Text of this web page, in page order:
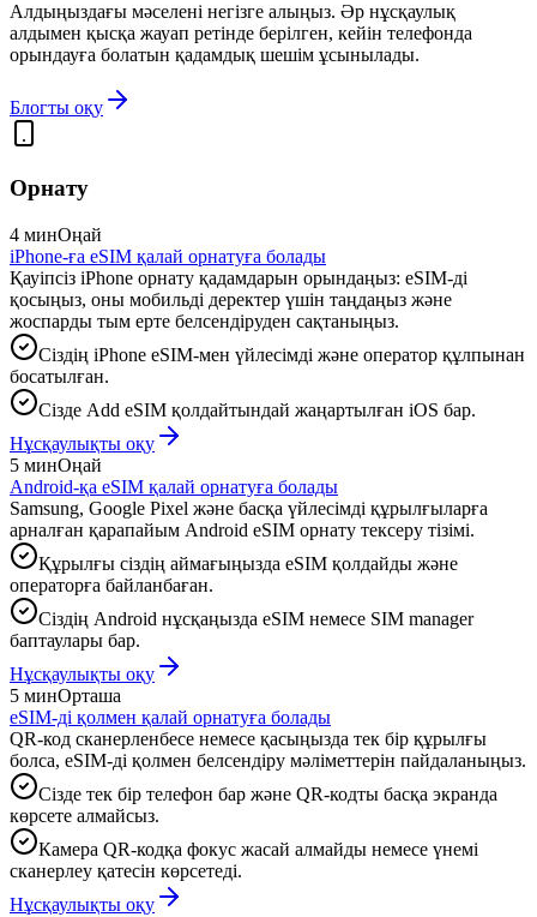
Алдыңыздағы мәселені негізге алыңыз. Әр нұсқаулық
алдымен қысқа жауап ретінде берілген, кейін телефонда
орындауға болатын қадамдық шешім ұсынылады.
Блогты оқу
Орнату
4 минОңай
iPhone-ға eSIM қалай орнатуға болады
Қауіпсіз iPhone орнату қадамдарын орындаңыз: eSIM-ді
қосыңыз, оны мобильді деректер үшін таңдаңыз және
жоспарды тым ерте белсендіруден сақтаныңыз.
Сіздің iPhone eSIM-мен үйлесімді және оператор құлпынан
босатылған.
Сізде Add eSIM қолдайтындай жаңартылған iOS бар.
Нұсқаулықты оқу
5 минОңай
Android-қа eSIM қалай орнатуға болады
Samsung, Google Pixel және басқа үйлесімді құрылғыларға
арналған қарапайым Android eSIM орнату тексеру тізімі.
Құрылғы сіздің аймағыңызда eSIM қолдайды және
операторға байланбаған.
Сіздің Android нұсқаңызда eSIM немесе SIM manager
баптаулары бар.
Нұсқаулықты оқу
5 минОрташа
eSIM-ді қолмен қалай орнатуға болады
QR-код сканерленбесе немесе қасыңызда тек бір құрылғы
болса, eSIM-ді қолмен белсендіру мәліметтерін пайдаланыңыз.
Сізде тек бір телефон бар және QR-кодты басқа экранда
көрсете алмайсыз.
Камера QR-кодқа фокус жасай алмайды немесе үнемі
сканерлеу қатесін көрсетеді.
Нұсқаулықты оқу